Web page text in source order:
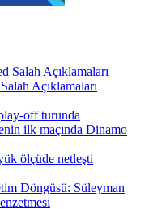
Açıklamaları
ölçüde netleşti